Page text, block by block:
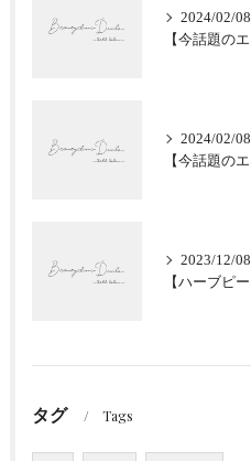
2024/02/08
2024/02/08
2023/12/08
タグ Tags